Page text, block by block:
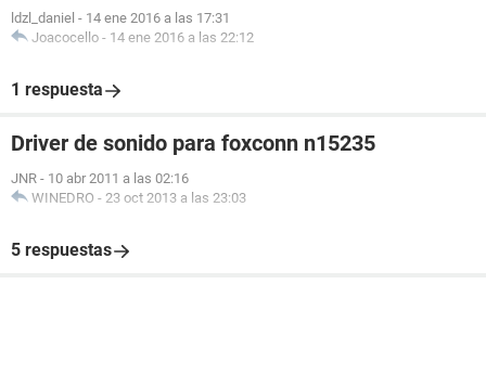
ldzl_daniel - 14 ene 2016 a las 17:31
Joacocello - 14 ene 2016 a las 22:12
1 respuesta
Driver de sonido para foxconn n15235
JNR - 10 abr 2011 a las 02:16
WINEDRO - 23 oct 2013 a las 23:03
5 respuestas